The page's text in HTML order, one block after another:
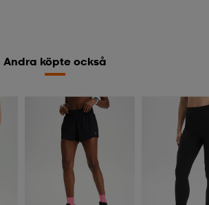
Andra köpte också